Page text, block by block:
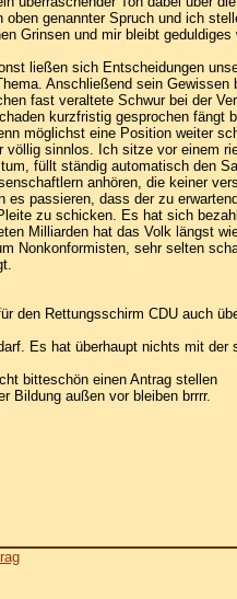
genannter Spruch und ich
Grinsen und mir bleibt geduldiges
ließen sich Entscheidungen
Anschließend sein Gewissen
fast veraltete Schwur bei der
kurzfristig gesprochen fängt
möglichst eine Position weiter
sinnlos. Ich sitze vor einem
füllt ständig automatisch den
anhören, die keiner
es passieren, dass der zu
zu schicken. Es hat sich
Milliarden hat das Volk längst
Nonkonformisten, sehr selten
den Rettungsschirm CDU auch
Es hat überhaupt nichts mit der
bitteschön einen Antrag stellen
Bildung außen vor bleiben brrrr.